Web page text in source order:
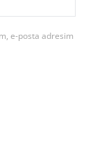
e-posta adresim